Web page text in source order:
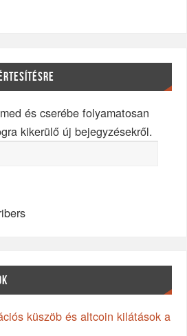
és cserébe folyamatosan
kikerülő új bejegyzésekről.
küszöb és altcoin kilátások a